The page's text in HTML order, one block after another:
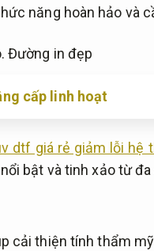
năng hoàn hảo và
Đường in đẹp
cấp linh hoạt
dtf giá rẻ giảm lỗi hệ
bật và tinh xảo từ
cải thiện tính thẩm